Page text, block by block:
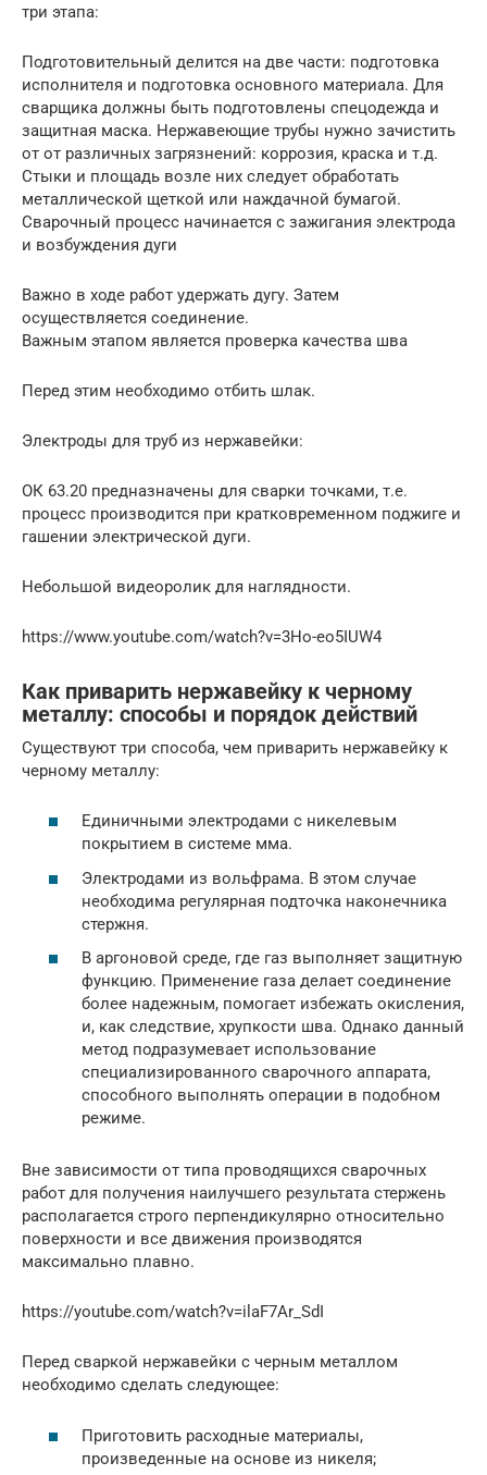
три этапа:
Подготовительный делится на две части: подготовка
исполнителя и подготовка основного материала. Для
сварщика должны быть подготовлены спецодежда и
защитная маска. Нержавеющие трубы нужно зачистить
от от различных загрязнений: коррозия, краска и т.д.
Стыки и площадь возле них следует обработать
металлической щеткой или наждачной бумагой.
Сварочный процесс начинается с зажигания электрода
и возбуждения дуги
Важно в ходе работ удержать дугу. Затем
осуществляется соединение.
Важным этапом является проверка качества шва
Перед этим необходимо отбить шлак.
Электроды для труб из нержавейки:
ОК 63.20 предназначены для сварки точками, т.е.
процесс производится при кратковременном поджиге и
гашении электрической дуги.
Небольшой видеоролик для наглядности.
https://www.youtube.com/watch?v=3Ho-eo5IUW4
Как приварить нержавейку к черному
металлу: способы и порядок действий
Существуют три способа, чем приварить нержавейку к
черному металлу:
Единичными электродами с никелевым
покрытием в системе мма.
Электродами из вольфрама. В этом случае
необходима регулярная подточка наконечника
стержня.
В аргоновой среде, где газ выполняет защитную
функцию. Применение газа делает соединение
более надежным, помогает избежать окисления,
и, как следствие, хрупкости шва. Однако данный
метод подразумевает использование
специализированного сварочного аппарата,
способного выполнять операции в подобном
режиме.
Вне зависимости от типа проводящихся сварочных
работ для получения наилучшего результата стержень
располагается строго перпендикулярно относительно
поверхности и все движения производятся
максимально плавно.
https://youtube.com/watch?v=ilaF7Ar_SdI
Перед сваркой нержавейки с черным металлом
необходимо сделать следующее:
Приготовить расходные материалы,
произведенные на основе из никеля;